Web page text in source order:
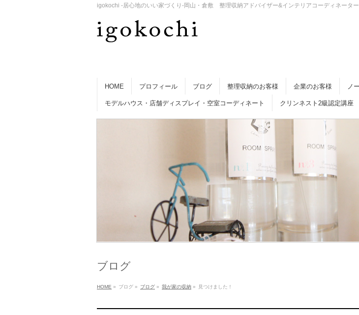
igokochi -居心地のいい家づくり-岡山・倉敷 整理収納アドバイザー&インテリアコーディネータ
HOME プロフィール ブログ 整理収納のお客様 企業のお客様 ノ
モデルハウス・店舗ディスプレイ・空室コーディネート クリンネスト2級認定講座
ブログ
HOME » ブログ » ブログ » 我が家の収納 » 見つけました！